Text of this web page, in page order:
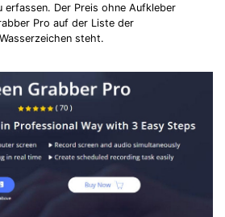
erfassen. Der Preis ohne Aufkleber
Pro auf der Liste der
steht.